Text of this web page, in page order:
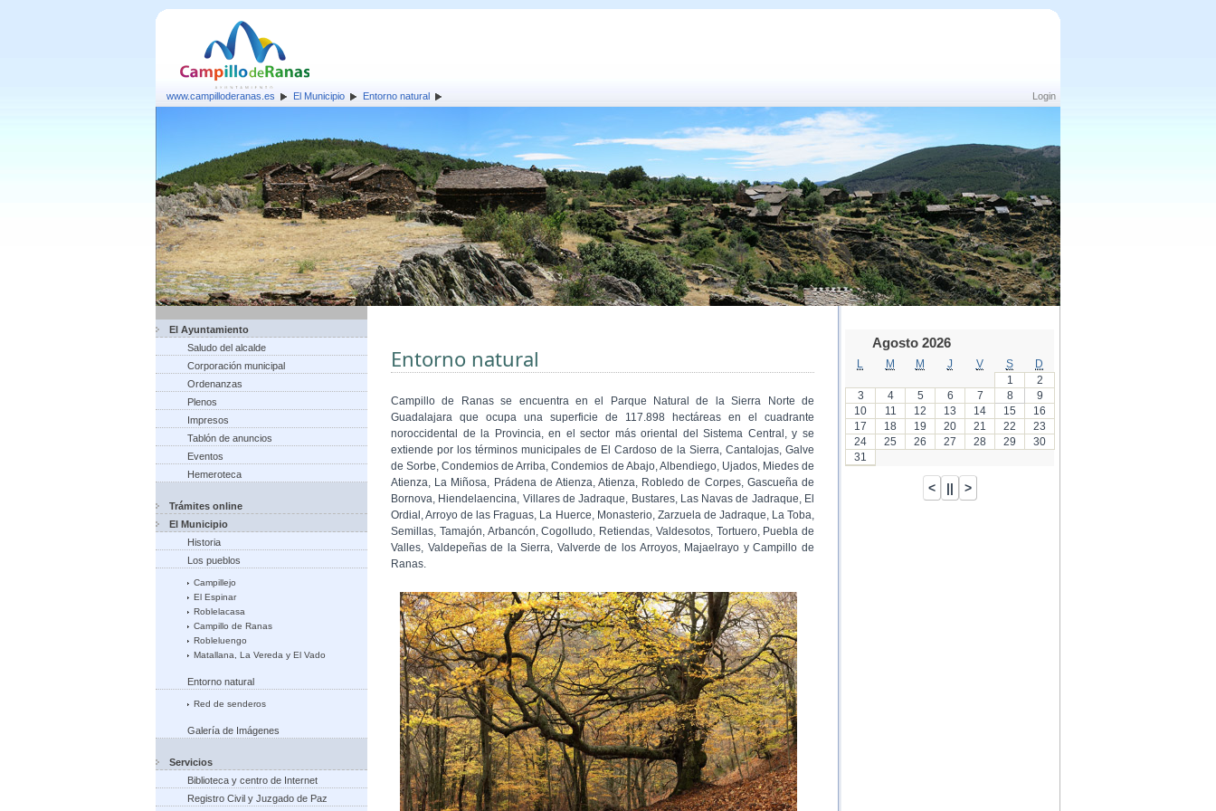
Login
www.campilloderanas.es El Municipio Entorno natural
El Ayuntamiento
Saludo del alcalde
Corporación municipal
Ordenanzas
Plenos
Impresos
Tablón de anuncios
Eventos
Hemeroteca
Trámites online
El Municipio
Historia
Los pueblos
Campillejo
El Espinar
Roblelacasa
Campillo de Ranas
Robleluengo
Matallana, La Vereda y El Vado
Entorno natural
Red de senderos
Galería de Imágenes
Servicios
Biblioteca y centro de Internet
Registro Civil y Juzgado de Paz
Entorno natural
Campillo de Ranas se encuentra en el Parque Natural de la Sierra Norte de
Guadalajara que ocupa una superficie de 117.898 hectáreas en el cuadrante
noroccidental de la Provincia, en el sector más oriental del Sistema Central, y se
extiende por los términos municipales de El Cardoso de la Sierra, Cantalojas, Galve
de Sorbe, Condemios de Arriba, Condemios de Abajo, Albendiego, Ujados, Miedes de
Atienza, La Miñosa, Prádena de Atienza, Atienza, Robledo de Corpes, Gascueña de
Bornova, Hiendelaencina, Villares de Jadraque, Bustares, Las Navas de Jadraque, El
Ordial, Arroyo de las Fraguas, La Huerce, Monasterio, Zarzuela de Jadraque, La Toba,
Semillas, Tamajón, Arbancón, Cogolludo, Retiendas, Valdesotos, Tortuero, Puebla de
Valles, Valdepeñas de la Sierra, Valverde de los Arroyos, Majaelrayo y Campillo de
Ranas.
Agosto 2026
M M J V S
D
1
2
3
4 5 6 7 8
9
10
11 12 13 14 15
16
17
18 19 20 21 22
23
24
25 26 27 28 29
30
31